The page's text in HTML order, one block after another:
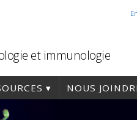
et immunologie
NOUS